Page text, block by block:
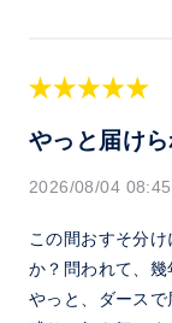
やっと届け
2026/08/04
この間おすそ分
か？問われて、幾
やっと、ダースで